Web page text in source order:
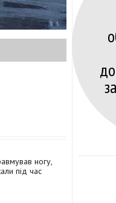
ногу,
під час